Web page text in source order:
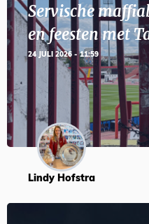
Servische
en feesten met
24 JULI 2026 - 11:59
Lindy Hofstra